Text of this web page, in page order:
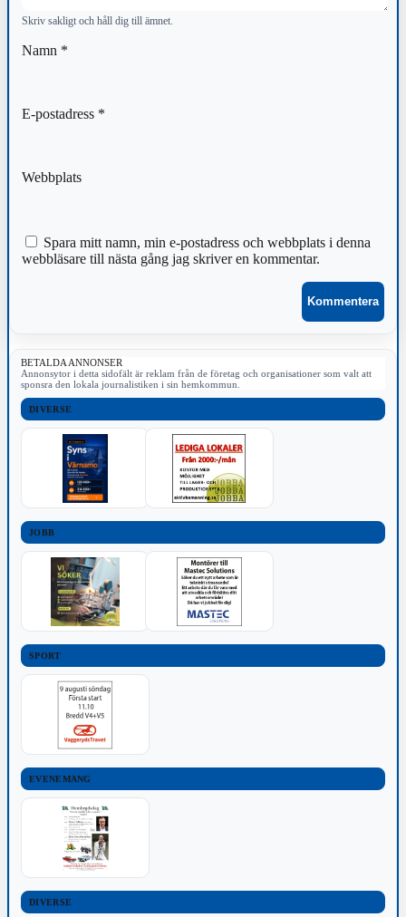
Skriv sakligt och håll dig till ämnet.
Namn *
E-postadress *
Webbplats
Spara mitt namn, min e-postadress och webbplats i denna
webbläsare till nästa gång jag skriver en kommentar.
BETALDA ANNONSER
Annonsytor i detta sidofält är reklam från de företag och organisationer som valt att
sponsra den lokala journalistiken i sin hemkommun.
DIVERSE
JOBB
SPORT
EVENEMANG
DIVERSE